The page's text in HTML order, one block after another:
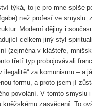
týká, to je pro mne spíše
než profesí ve smyslu
Moderní dějiny i
celkem jiný styl
(zejména v klášteře,
třetí typ probojovávali
ilegalitě“ za komunismu – a
formu, a proto jsem jí
povolání. V tomto
kněžskému zasvěcení. To